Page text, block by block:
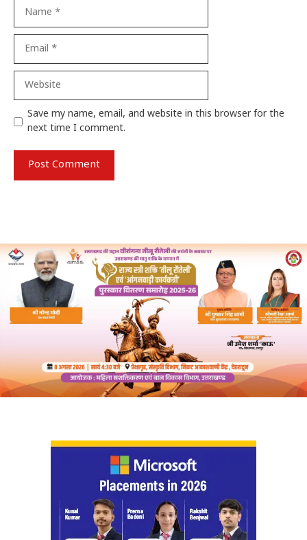
Website
Save my name, email, and website in this browser for the
next time I comment.